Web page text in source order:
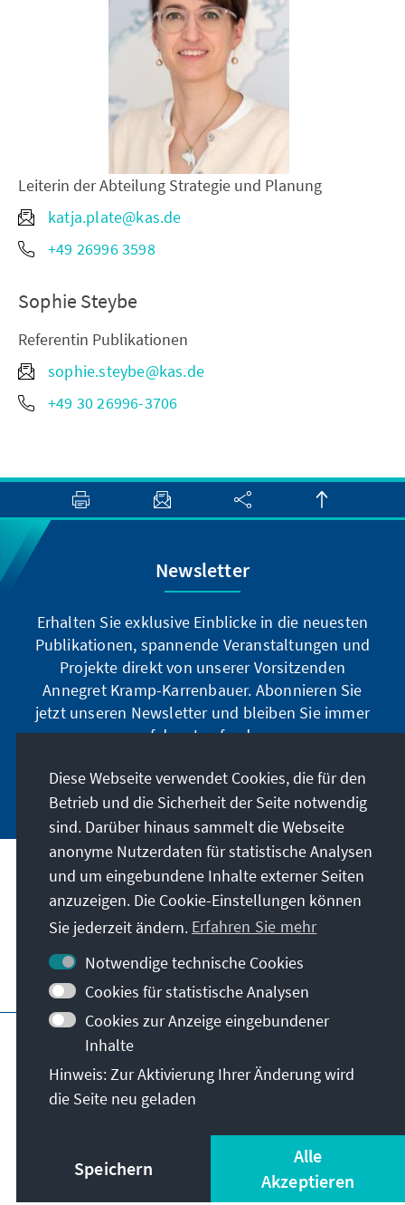
Leiterin der Abteilung Strategie und Planung
katja.plate@kas.de
+49 26996 3598
Sophie Steybe
Referentin Publikationen
sophie.steybe@kas.de
+49 30 26996-3706
Newsletter
Erhalten Sie exklusive Einblicke in die neuesten
Publikationen, spannende Veranstaltungen und
Projekte direkt von unserer Vorsitzenden
Annegret Kramp-Karrenbauer. Abonnieren Sie
jetzt unseren Newsletter und bleiben Sie immer
auf dem Laufenden.
Jetzt abonnieren
Unser Auftrag
Kontakt
Weitere Angebote der Stiftung
Impressum
Datenschutz
Nutzungsbedingungen
Erklärung zur Barrierefreiheit
Barriere melden
Sitemap
© Konrad-Adenauer-Stiftung e.V. 2026
Diese Webseite verwendet Cookies, die für den
Betrieb und die Sicherheit der Seite notwendig
sind. Darüber hinaus sammelt die Webseite
anonyme Nutzerdaten für statistische Analysen
und um eingebundene Inhalte externer Seiten
anzuzeigen. Die Cookie-Einstellungen können
Sie jederzeit ändern. Erfahren Sie mehr
Notwendige technische Cookies
Cookies für statistische Analysen
Cookies zur Anzeige eingebundener
Inhalte
Hinweis: Zur Aktivierung Ihrer Änderung wird
die Seite neu geladen
Speichern
Alle
Akzeptieren